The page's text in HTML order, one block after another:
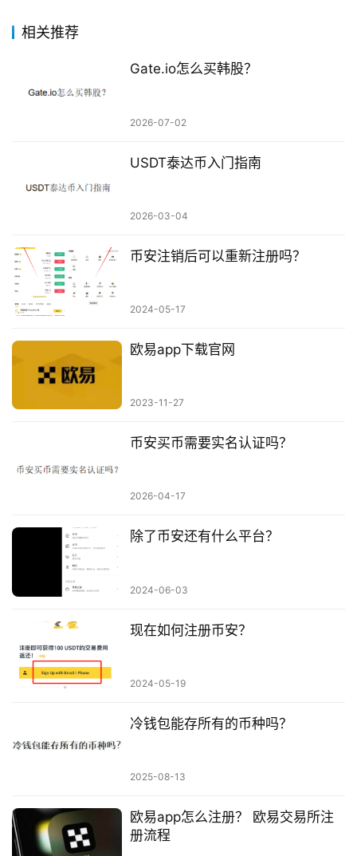
相关推荐
Gate.io怎么买韩股？
2026-07-02
USDT泰达币入门指南
2026-03-04
币安注销后可以重新注册吗？
2024-05-17
欧易app下载官网
2023-11-27
币安买币需要实名认证吗？
2026-04-17
除了币安还有什么平台？
2024-06-03
现在如何注册币安？
2024-05-19
冷钱包能存所有的币种吗？
2025-08-13
欧易app怎么注册？ 欧易交易所注
册流程